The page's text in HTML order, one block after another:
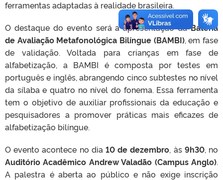
ferramentas adaptadas à realidade brasileira.
O destaque do evento será a apresentação daBateria
de Avaliação Metafonológica Bilíngue (BAMBI), em fase
de validação. Voltada para crianças em fase de
alfabetização, a BAMBI é composta por testes em
português e inglês, abrangendo cinco subtestes no nível
da sílaba e quatro no nível do fonema. Essa ferramenta
tem o objetivo de auxiliar profissionais da educação e
pesquisadores a promover práticas mais eficazes de
alfabetização bilíngue.
O evento acontece no dia 10 de dezembro, às 9h30, no
Auditório Acadêmico Andrew Valadão (Campus Anglo).
A palestra é aberta ao público e não exige inscrição